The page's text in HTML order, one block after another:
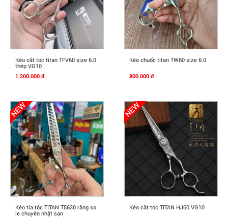
Mua Ngay
Kéo cắt tóc titan TFV60 size 6.0
thép VG10
1.200.000 đ
Mua Ngay
Kéo chuốc titan TW60 size 6.0
800.000 đ
Mua Ngay
Kéo tỉa tóc TITAN T5630 răng so
le chuyên nhặt sạn
Mua Ngay
Kéo cắt tóc TITAN HJ60 VG10